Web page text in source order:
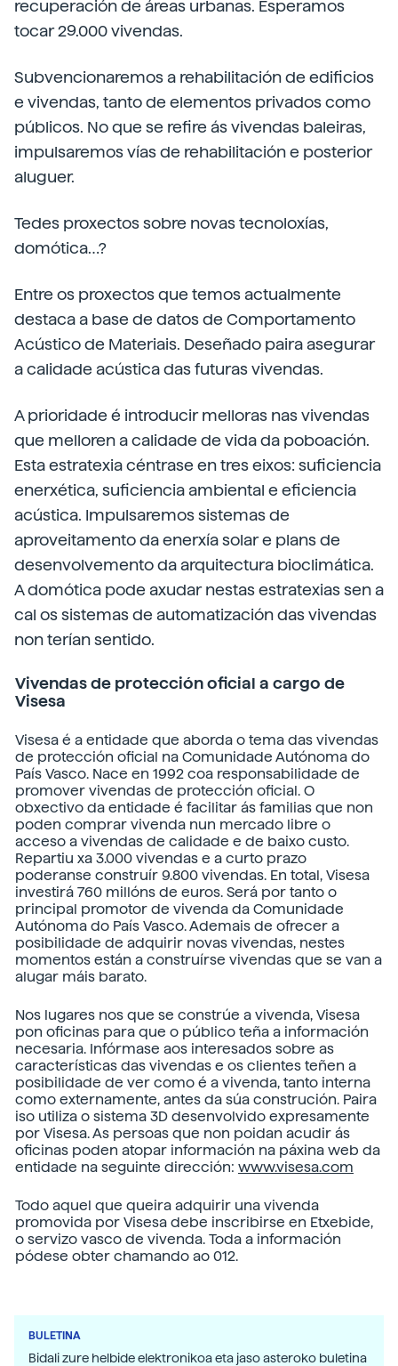
recuperación de áreas urbanas. Esperamos
tocar 29.000 vivendas.
Subvencionaremos a rehabilitación de edificios
e vivendas, tanto de elementos privados como
públicos. No que se refire ás vivendas baleiras,
impulsaremos vías de rehabilitación e posterior
aluguer.
Tedes proxectos sobre novas tecnoloxías,
domótica…?
Entre os proxectos que temos actualmente
destaca a base de datos de Comportamento
Acústico de Materiais. Deseñado paira asegurar
a calidade acústica das futuras vivendas.
A prioridade é introducir melloras nas vivendas
que melloren a calidade de vida da poboación.
Esta estratexia céntrase en tres eixos: suficiencia
enerxética, suficiencia ambiental e eficiencia
acústica. Impulsaremos sistemas de
aproveitamento da enerxía solar e plans de
desenvolvemento da arquitectura bioclimática.
A domótica pode axudar nestas estratexias sen a
cal os sistemas de automatización das vivendas
non terían sentido.
Vivendas de protección oficial a cargo de
Visesa
Visesa é a entidade que aborda o tema das vivendas
de protección oficial na Comunidade Autónoma do
País Vasco. Nace en 1992 coa responsabilidade de
promover vivendas de protección oficial. O
obxectivo da entidade é facilitar ás familias que non
poden comprar vivenda nun mercado libre o
acceso a vivendas de calidade e de baixo custo.
Repartiu xa 3.000 vivendas e a curto prazo
poderanse construír 9.800 vivendas. En total, Visesa
investirá 760 millóns de euros. Será por tanto o
principal promotor de vivenda da Comunidade
Autónoma do País Vasco. Ademais de ofrecer a
posibilidade de adquirir novas vivendas, nestes
momentos están a construírse vivendas que se van a
alugar máis barato.
Nos lugares nos que se constrúe a vivenda, Visesa
pon oficinas para que o público teña a información
necesaria. Infórmase aos interesados sobre as
características das vivendas e os clientes teñen a
posibilidade de ver como é a vivenda, tanto interna
como externamente, antes da súa construción. Paira
iso utiliza o sistema 3D desenvolvido expresamente
por Visesa. As persoas que non poidan acudir ás
oficinas poden atopar información na páxina web da
entidade na seguinte dirección: www.visesa.com
Todo aquel que queira adquirir una vivenda
promovida por Visesa debe inscribirse en Etxebide,
o servizo vasco de vivenda. Toda a información
pódese obter chamando ao 012.
BULETINA
Bidali zure helbide elektronikoa eta jaso asteroko buletina